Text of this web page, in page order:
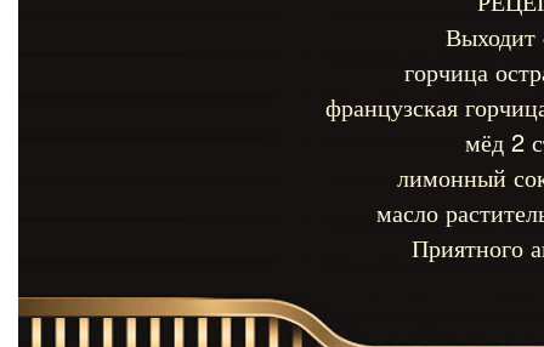
Выходит
горчица
французская
мёд 2
лимонный
масло
Приятного